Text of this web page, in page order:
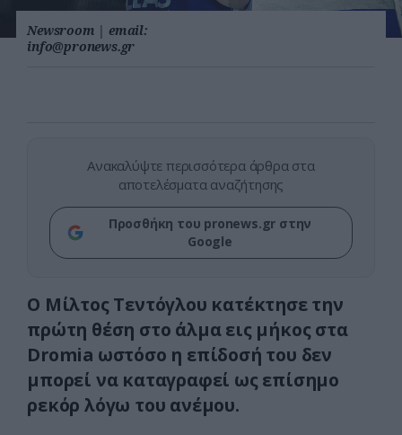
Newsroom | email:
info@pronews.gr
Ανακαλύψτε περισσότερα άρθρα στα
αποτελέσματα αναζήτησης
Προσθήκη του pronews.gr στην
Google
Ο Μίλτος Τεντόγλου κατέκτησε την
πρώτη θέση στο άλμα εις μήκος στα
Dromia ωστόσο η επίδοσή του δεν
μπορεί να καταγραφεί ως επίσημο
ρεκόρ λόγω του ανέμου.